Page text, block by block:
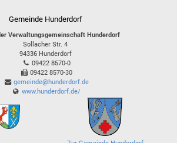
Gemeinde Hunderdorf
Verwaltungsgemeinschaft Hunderdorf
Sollacher Str. 4
94336 Hunderdorf
09422 8570-0
09422 8570-30
gemeinde@hunderdorf.de
www.hunderdorf.de/